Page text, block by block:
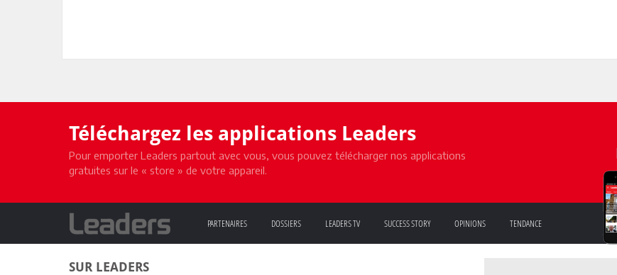
Téléchargez les applications Leaders
Pour emporter Leaders partout avec vous, vous pouvez télécharger nos applications
gratuites sur le « store » de votre appareil.
PARTENAIRES DOSSIERS LEADERS TV SUCCESS STORY OPINIONS TENDANCE
SUR LEADERS